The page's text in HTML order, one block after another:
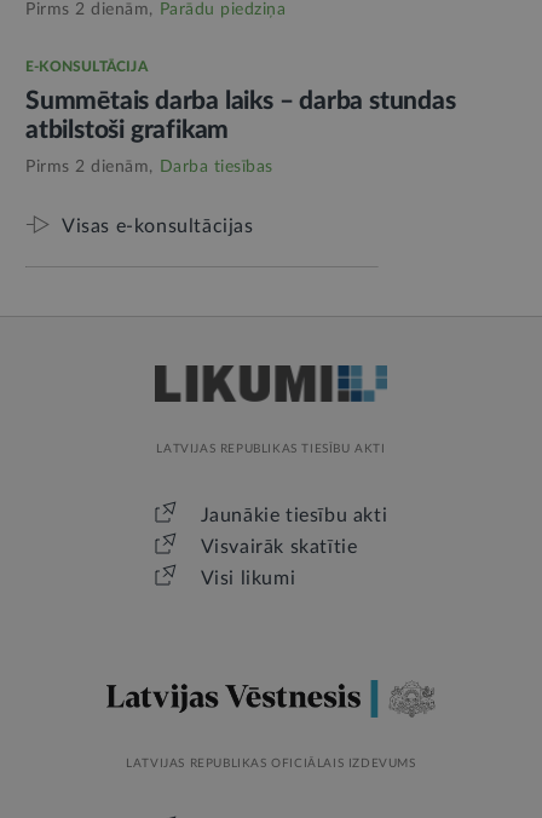
Pirms 2 dienām, Parādu piedziņa
E-KONSULTĀCIJA
Summētais darba laiks – darba stundas
atbilstoši grafikam
Pirms 2 dienām, Darba tiesības
Visas e-konsultācijas
LATVIJAS REPUBLIKAS TIESĪBU AKTI
Jaunākie tiesību akti
Visvairāk skatītie
Visi likumi
LATVIJAS REPUBLIKAS OFICIĀLAIS IZDEVUMS